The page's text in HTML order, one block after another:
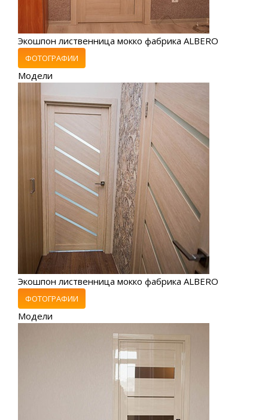
Экошпон лиственница мокко фабрика ALBERO
ФОТОГРАФИИ
Модели
Экошпон лиственница мокко фабрика ALBERO
ФОТОГРАФИИ
Модели